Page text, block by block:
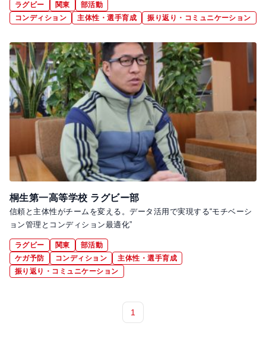
ラグビー 関東
部活動
コンディション
主体性・選手育成 振り返り・コミュニケーション
桐生第一高等学校 ラグビー部
信頼と主体性がチームを変える。データ活用で実現する“モチベーシ
ョン管理とコンディション最適化”
ラグビー 関東
部活動
ケガ予防
コンディション
主体性・選手育成
振り返り・コミュニケーション
1